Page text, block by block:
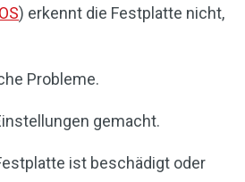
) erkennt die Festplatte nicht,
Probleme.
gemacht.
ist beschädigt oder